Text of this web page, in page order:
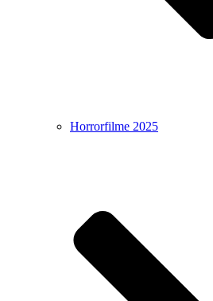
Horrorfilme 2025